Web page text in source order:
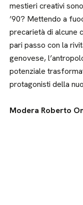
mestieri creativi
’90? Mettendo a
precarietà di alcune
pari passo con la
genovese,
potenziale
protagonisti della
Modera Roberto